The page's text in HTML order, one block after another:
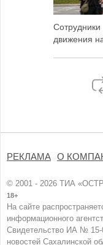
движения
РЕКЛАМА О
© 2001 - 2026 ТИА
18+
На сайте
информационного
Свидетельство ИА № 15-
новостей Сахалинской